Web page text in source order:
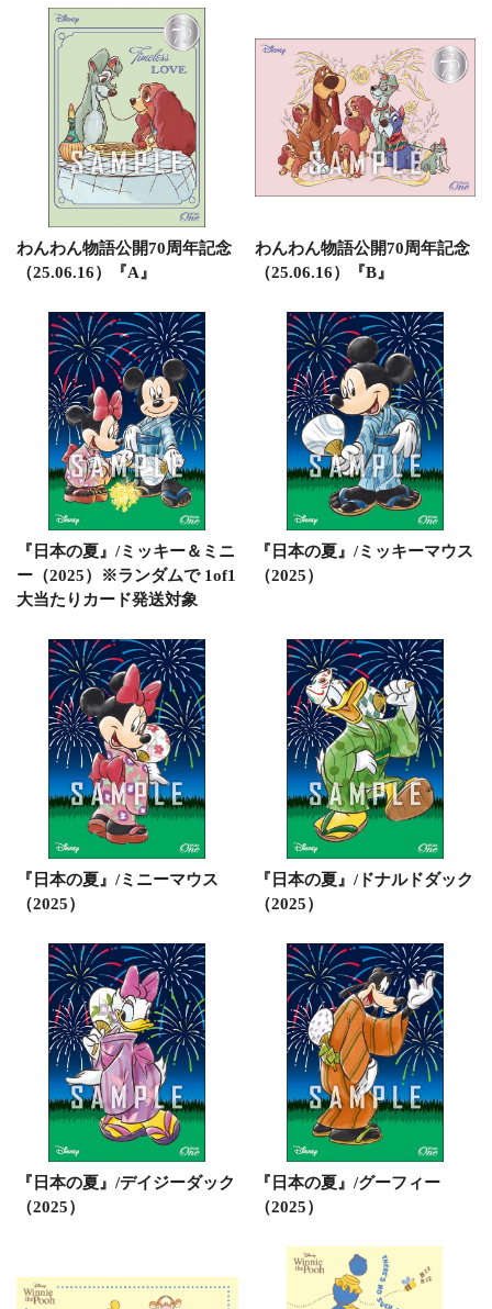
わんわん物語公開70周年記念
（25.06.16）『A』
わんわん物語公開70周年記念
（25.06.16）『B』
『日本の夏』/ミッキー＆ミニ
ー（2025）※ランダムで 1of1
大当たりカード発送対象
『日本の夏』/ミッキーマウス
（2025）
『日本の夏』/ミニーマウス
（2025）
『日本の夏』/ドナルドダック
（2025）
『日本の夏』/デイジーダック
（2025）
『日本の夏』/グーフィー
（2025）